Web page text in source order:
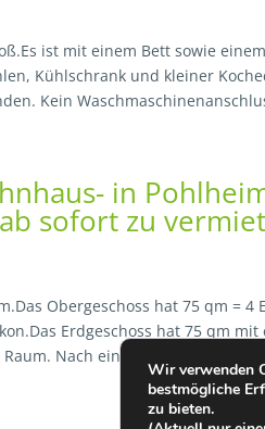
ist mit einem Bett sowie
Kühlschrank und kleiner
Kein
in
sofort zu
Obergeschoss hat 75 qm = 4
Erdgeschoss hat 75 qm
Nach einem Absatz ist eine
Wir verwenden
bestmögliche
zu bieten.